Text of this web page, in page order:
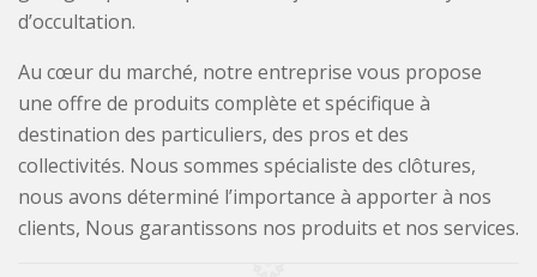
d’occultation.
Au cœur du marché, notre entreprise vous propose
une offre de produits complète et spécifique à
destination des particuliers, des pros et des
collectivités. Nous sommes spécialiste des clôtures,
nous avons déterminé l’importance à apporter à nos
clients, Nous garantissons nos produits et nos services.